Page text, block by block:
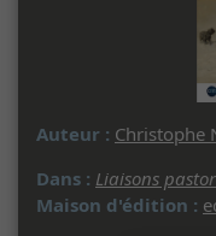
Auteur : Christophe
Dans : Liaisons
Maison d'édition :